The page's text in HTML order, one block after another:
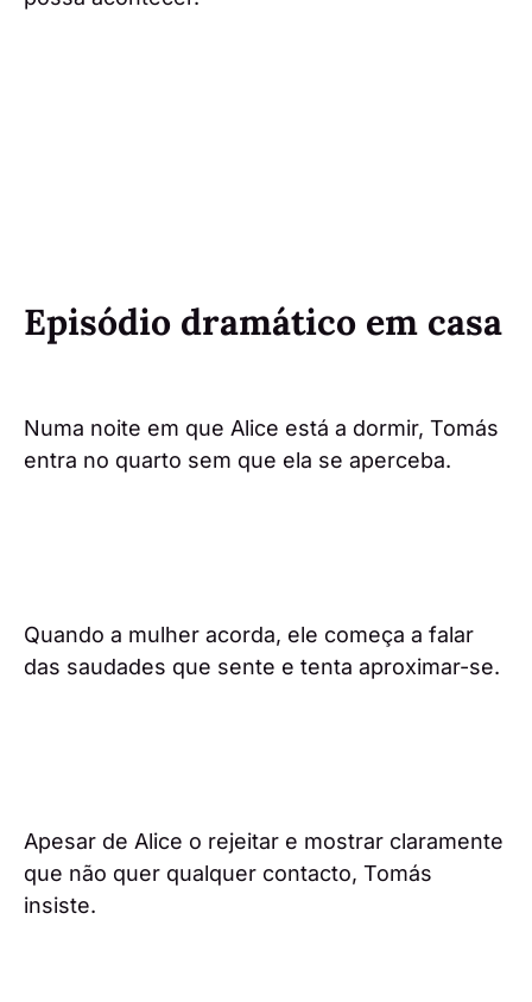
Episódio dramático em casa
Numa noite em que Alice está a dormir, Tomás
entra no quarto sem que ela se aperceba.
Quando a mulher acorda, ele começa a falar
das saudades que sente e tenta aproximar-se.
Apesar de Alice o rejeitar e mostrar claramente
que não quer qualquer contacto, Tomás
insiste.